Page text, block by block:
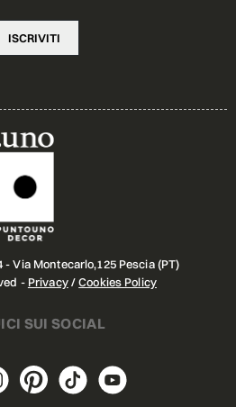
- Via Montecarlo,125 Pescia (PT)
- Privacy/Cookies Policy
SUI SOCIAL